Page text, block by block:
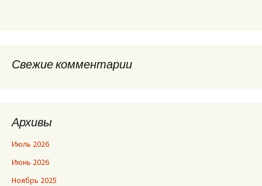
Свежие комментарии
Архивы
Июль 2026
Июнь 2026
Ноябрь 2025